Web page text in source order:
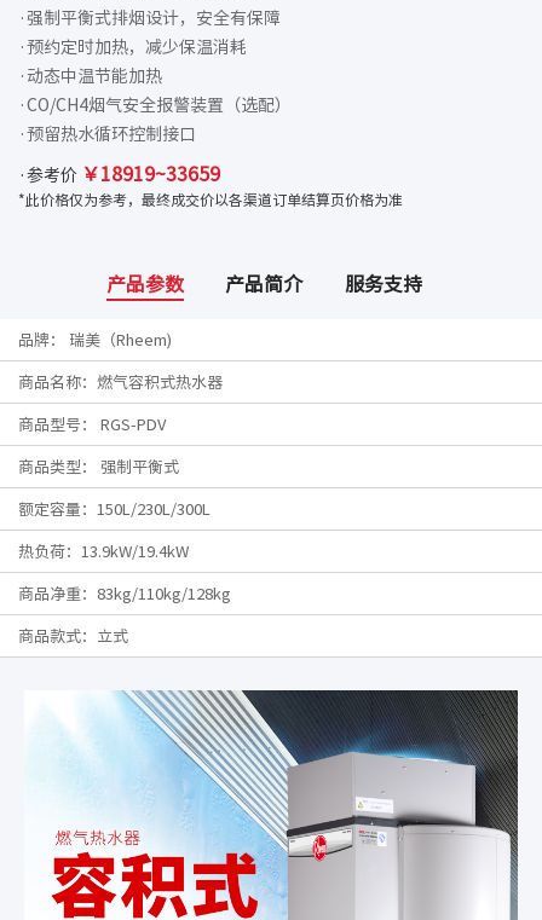
·强制平衡式排烟设计，安全有保障
·预约定时加热，减少保温消耗
·动态中温节能加热
·CO/CH4烟气安全报警装置（选配）
·预留热水循环控制接口
·参考价 ￥18919~33659
*此价格仅为参考，最终成交价以各渠道订单结算页价格为准
产品参数 产品简介 服务支持
品牌： 瑞美（Rheem)
商品名称：燃气容积式热水器
商品型号： RGS-PDV
商品类型： 强制平衡式
额定容量：150L/230L/300L
热负荷：13.9kW/19.4kW
商品净重：83kg/110kg/128kg
商品款式：立式